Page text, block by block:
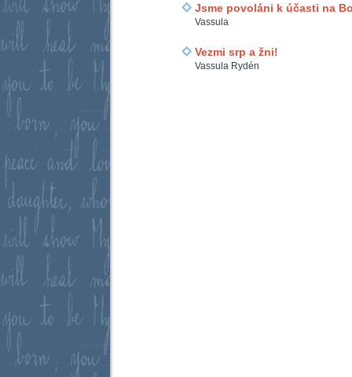
Jsme povoláni k účasti na
Vassula
Vezmi srp a žni!
Vassula Rydén